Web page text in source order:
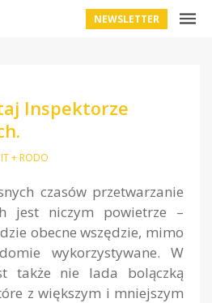
NEWSLETTER
Inspektorze
+ RODO
czasów przetwarzanie
jest niczym powietrze –
obecne wszędzie, mimo
wykorzystywane. W
także nie lada bolączką
z większym i mniejszym